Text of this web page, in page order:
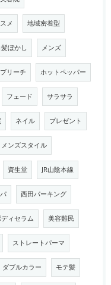
メ 地域密着型
ぼかし メンズ
ブリーチ ホットペッパー
フェード サラサラ
ネイル プレゼント
メンズスタイル
資生堂 JR山陰本線
西田パーキング
ィセラム 美容難民
ストレートパーマ
ダブルカラー モテ髪